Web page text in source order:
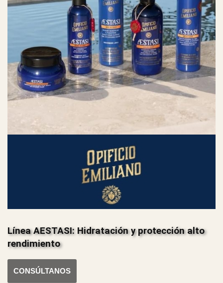
Línea AESTASI: Hidratación y protección alto
rendimiento
CONSÚLTANOS